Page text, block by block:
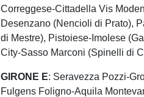
Correggese-Cittadella Vis
Desenzano (Nencioli di Prato),
di Mestre), Pistoiese-Imolese
City-Sasso Marconi (Spinelli di
GIRONE E: Seravezza Pozzi-
Fulgens Foligno-Aquila